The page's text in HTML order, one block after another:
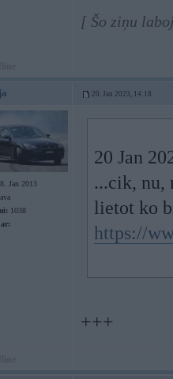
[ Šo ziņu
20. Jan 2023, 14:18
Jan 2013
1038
20 Jan
...cik, nu,
lietot ko
https://
+++